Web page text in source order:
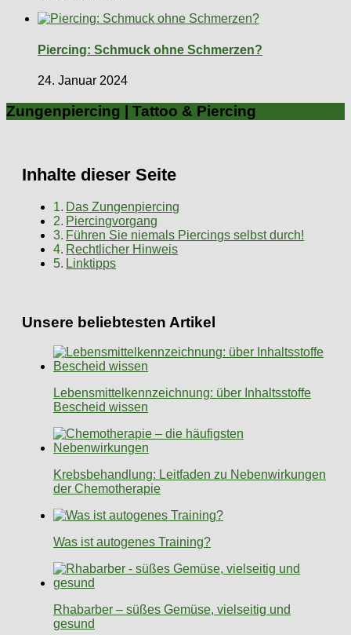
Piercing: Schmuck ohne Schmerzen?
24. Januar 2024
Zungenpiercing | Tattoo & Piercing
Inhalte dieser Seite
Das Zungenpiercing
Piercingvorgang
Führen Sie niemals Piercings selbst durch!
Rechtlicher Hinweis
Linktipps
Unsere beliebtesten Artikel
Lebensmittelkennzeichnung: über Inhaltsstoffe
Bescheid wissen
Krebsbehandlung: Leitfaden zu Nebenwirkungen
der Chemotherapie
Was ist autogenes Training?
Rhabarber – süßes Gemüse, vielseitig und
gesund